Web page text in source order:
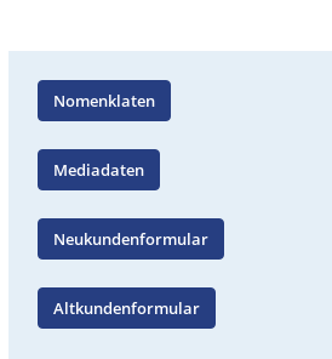
Nomenklaten
Mediadaten
Neukundenformular
Altkundenformular